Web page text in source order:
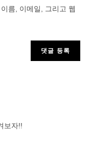
름, 이메일, 그리고 웹
보자!!